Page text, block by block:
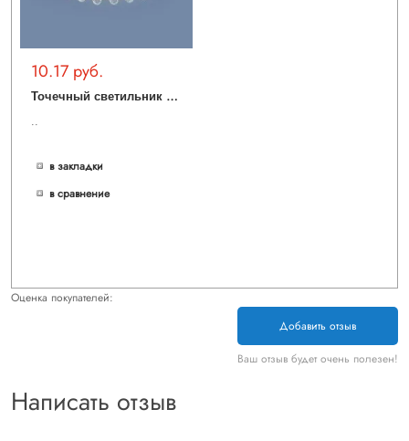
10.17 руб.
Т
очечный светильник 3025 GX53 CL прозрачный
..
в закладки
в сравнение
Оценка покупателей:
Добавить отзыв
Ваш отзыв будет очень полезен!
Написать отзыв